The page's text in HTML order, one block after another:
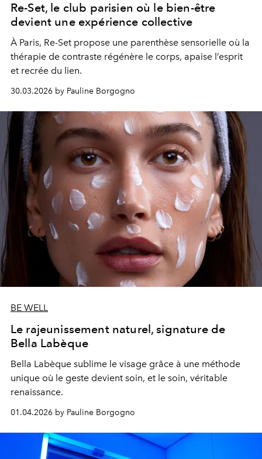
Re-Set, le club parisien où le bien-être
devient une expérience collective
À Paris, Re-Set propose une parenthèse sensorielle où la
thérapie de contraste régénère le corps, apaise l’esprit
et recrée du lien.
30.03.2026 by Pauline Borgogno
BE WELL
Le rajeunissement naturel, signature de
Bella Labèque
Bella Labèque sublime le visage grâce à une méthode
unique où le geste devient soin, et le soin, véritable
renaissance.
01.04.2026 by Pauline Borgogno